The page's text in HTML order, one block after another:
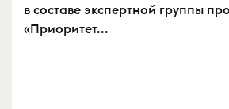
в составе экспертной группы
«Приоритет...